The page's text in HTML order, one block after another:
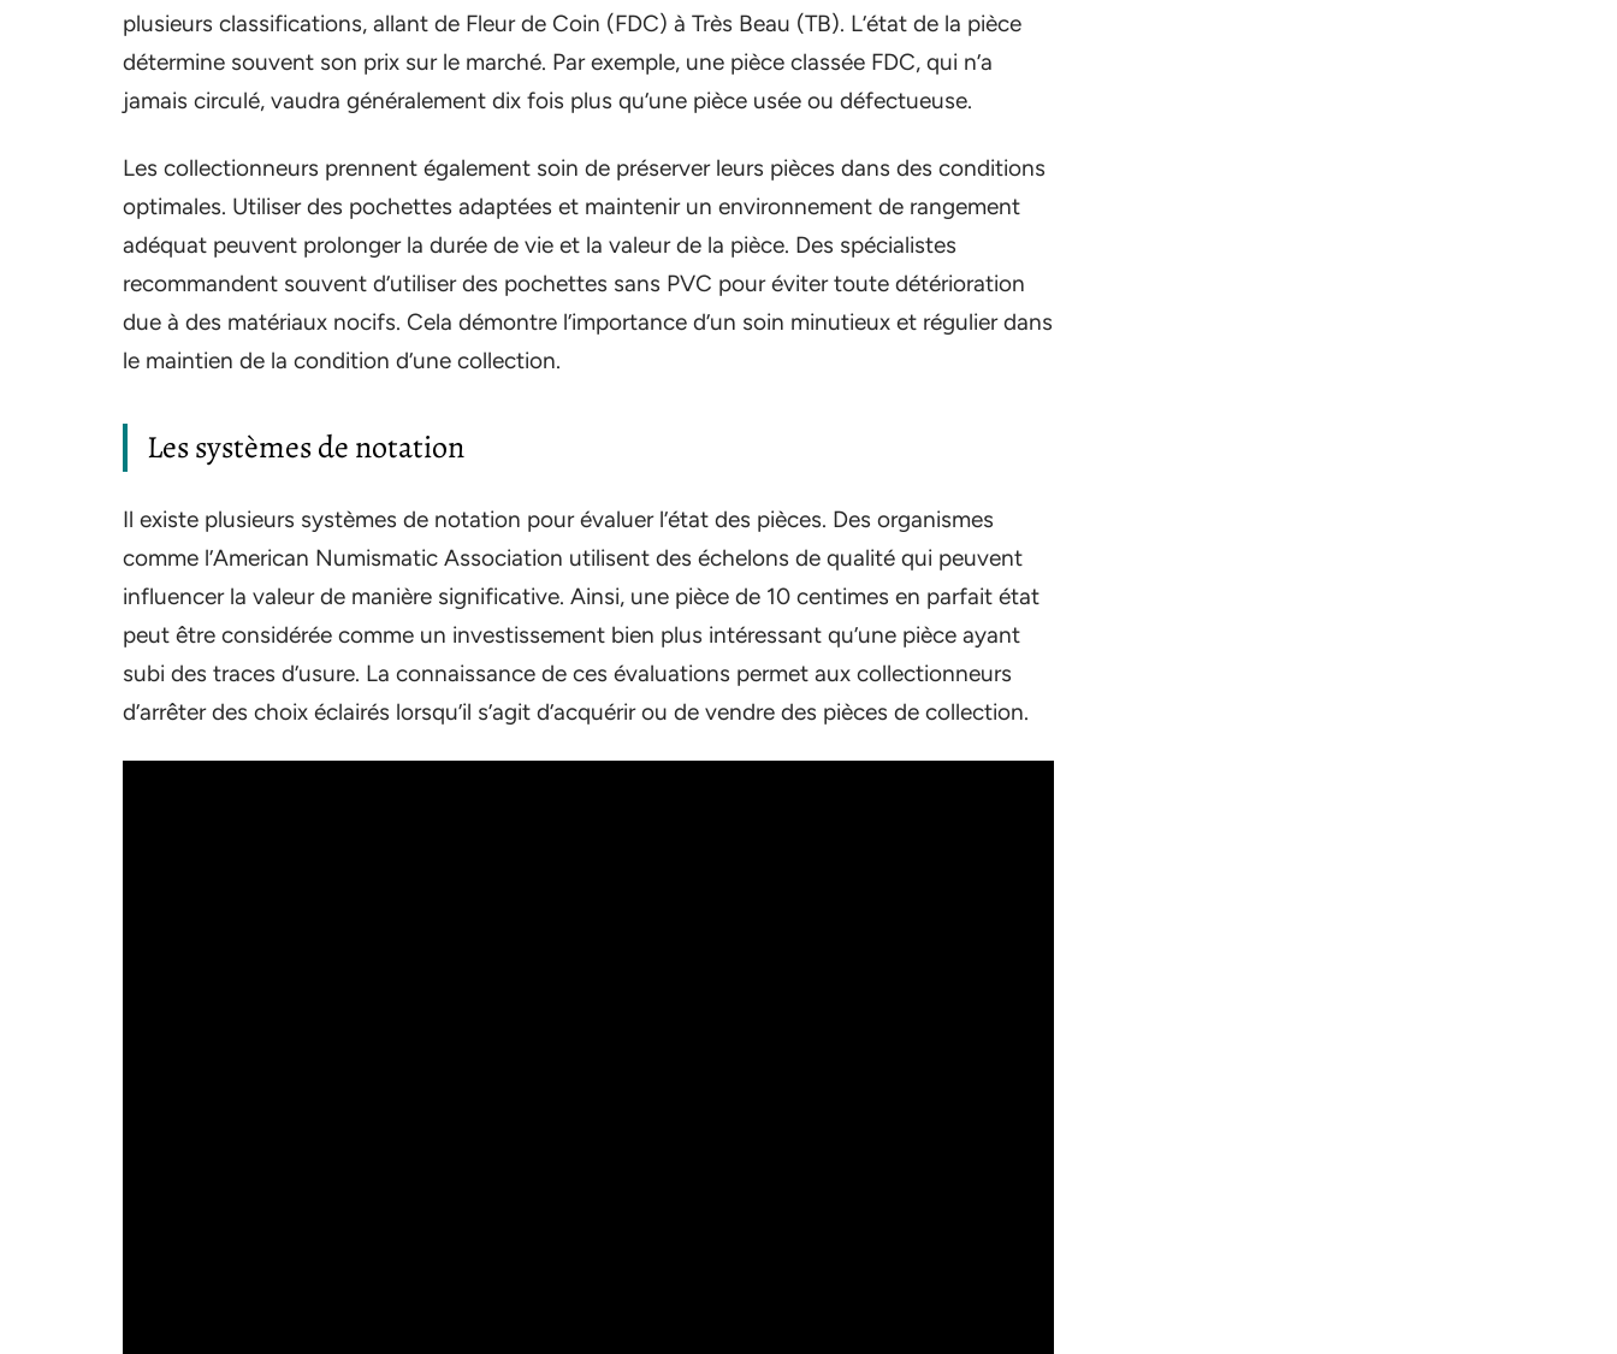
plusieurs classifications, allant de Fleur de Coin (FDC) à Très Beau (TB). L’état de la pièce
détermine souvent son prix sur le marché. Par exemple, une pièce classée FDC, qui n’a
jamais circulé, vaudra généralement dix fois plus qu’une pièce usée ou défectueuse.
Les collectionneurs prennent également soin de préserver leurs pièces dans des conditions
optimales. Utiliser des pochettes adaptées et maintenir un environnement de rangement
adéquat peuvent prolonger la durée de vie et la valeur de la pièce. Des spécialistes
recommandent souvent d’utiliser des pochettes sans PVC pour éviter toute détérioration
due à des matériaux nocifs. Cela démontre l’importance d’un soin minutieux et régulier dans
le maintien de la condition d’une collection.
Les systèmes de notation
Il existe plusieurs systèmes de notation pour évaluer l’état des pièces. Des organismes
comme l’American Numismatic Association utilisent des échelons de qualité qui peuvent
influencer la valeur de manière significative. Ainsi, une pièce de 10 centimes en parfait état
peut être considérée comme un investissement bien plus intéressant qu’une pièce ayant
subi des traces d’usure. La connaissance de ces évaluations permet aux collectionneurs
d’arrêter des choix éclairés lorsqu’il s’agit d’acquérir ou de vendre des pièces de collection.